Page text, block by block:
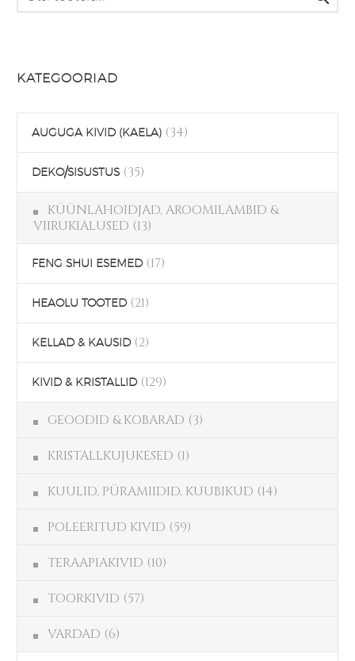
KATEGOORIAD
AUGUGA KIVID (KAELA) (34)
DEKO/SISUSTUS (35)
KÜÜNLAHOIDJAD, AROOMILAMBID &
VIIRUKIALUSED (13)
FENG SHUI ESEMED (17)
HEAOLU TOOTED (21)
KELLAD & KAUSID (2)
KIVID & KRISTALLID (129)
GEOODID & KOBARAD (3)
KRISTALLKUJUKESED (1)
KUULID, PÜRAMIIDID, KUUBIKUD (14)
POLEERITUD KIVID (59)
TERAAPIAKIVID (10)
TOORKIVID (57)
VARDAD (6)